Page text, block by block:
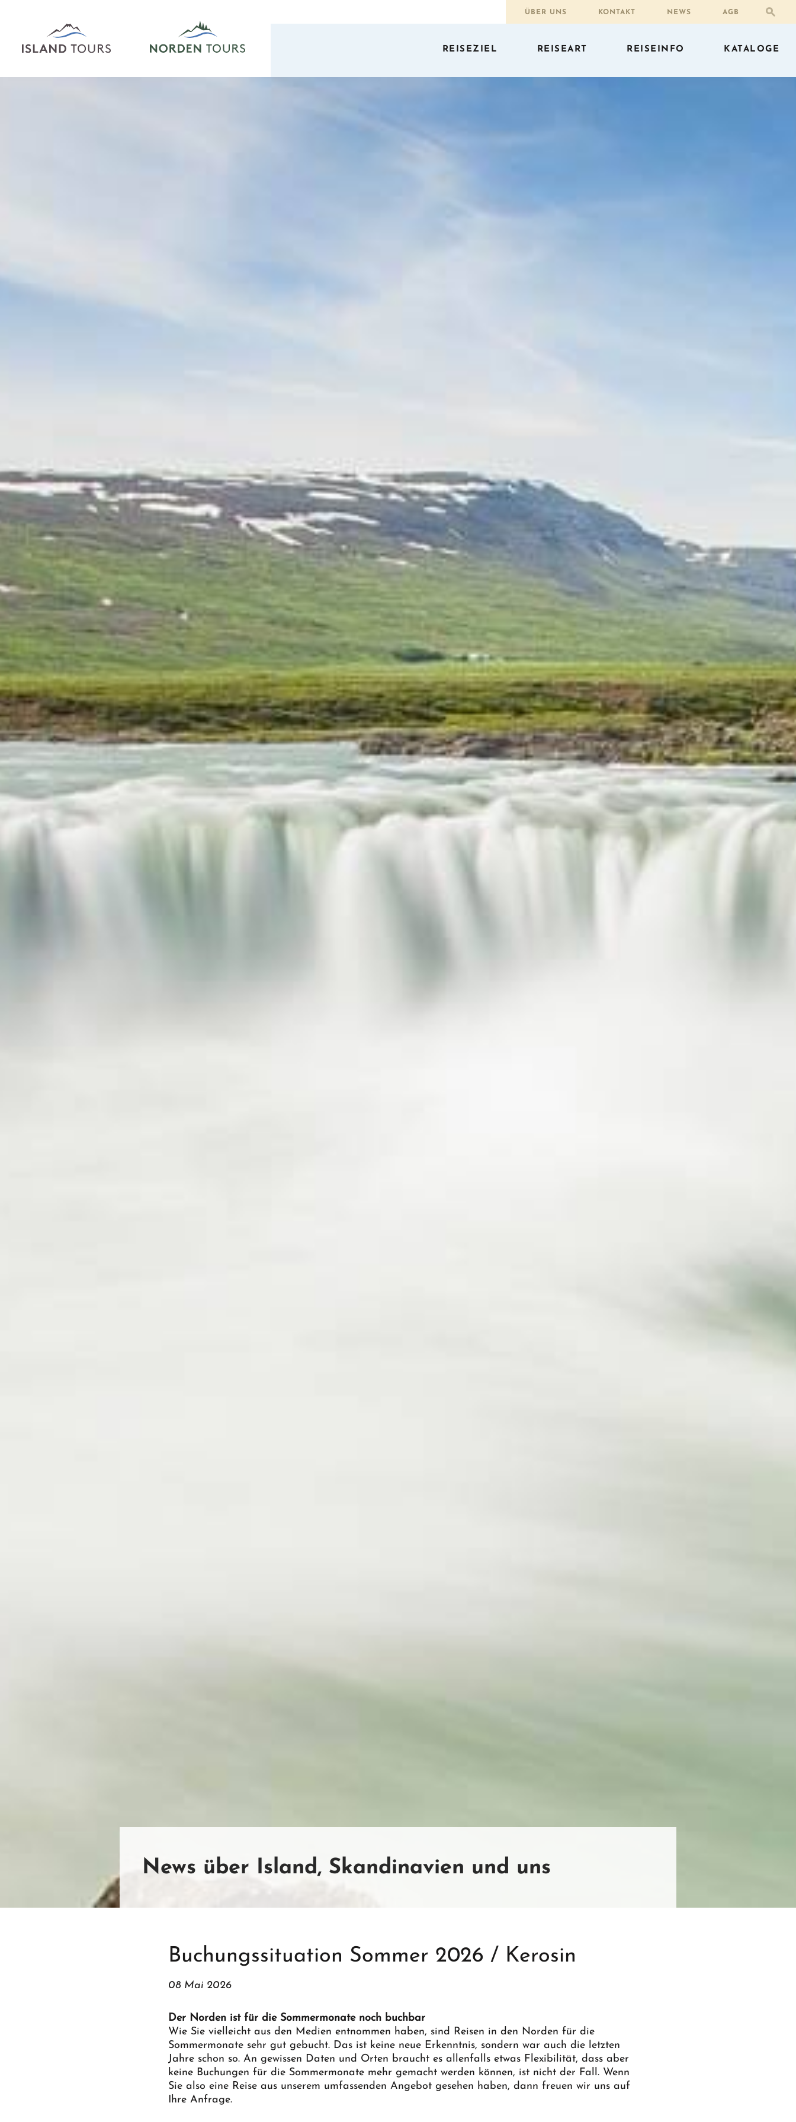
ÜBER UNS KONTAKT NEWS AGB
REISEZIEL REISEART REISEINFO KATALOGE
News über Island, Skandinavien und uns
Buchungssituation Sommer 2026 / Kerosin
08 Mai 2026
Der Norden ist für die Sommermonate noch buchbar
Wie Sie vielleicht aus den Medien entnommen haben, sind Reisen in den Norden für die
Sommermonate sehr gut gebucht. Das ist keine neue Erkenntnis, sondern war auch die letzten
Jahre schon so. An gewissen Daten und Orten braucht es allenfalls etwas Flexibilität, dass aber
keine Buchungen für die Sommermonate mehr gemacht werden können, ist nicht der Fall. Wenn
Sie also eine Reise aus unserem umfassenden Angebot gesehen haben, dann freuen wir uns auf
Ihre Anfrage.